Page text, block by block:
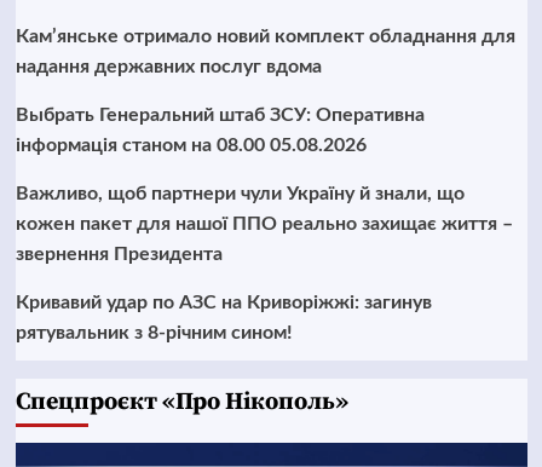
Кам’янське отримало новий комплект обладнання для
надання державних послуг вдома
Выбрать Генеральний штаб ЗСУ: Оперативна
інформація станом на 08.00 05.08.2026
Важливо, щоб партнери чули Україну й знали, що
кожен пакет для нашої ППО реально захищає життя –
звернення Президента
Кривавий удар по АЗС на Криворіжжі: загинув
рятувальник з 8-річним сином!
Cпецпроєкт «Про Нікополь»